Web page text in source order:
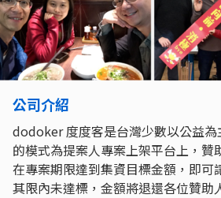
公司介紹
dodoker 度度客是台灣少數以公益
的模式為提案人專案上架平台上，贊
在專案期限達到集資目標金額，即可
其限內未達標，金額將退還各位贊助